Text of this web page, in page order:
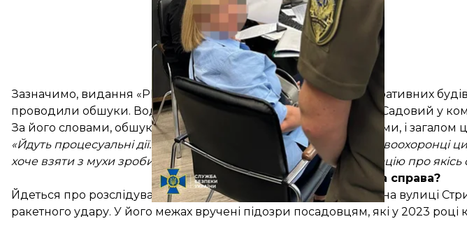
Зазначимо, видання «РБК-Україна»повідомило, що в адміністративних
проводили обшуки. Водночас міський голова Львова Андрій Садовий у
За його словами, обшуків не було ні сьогодні, ні останніми днями, і загалом
«Йдуть процесуальні дії. І вони тривають уже два роки… Хай правоохоронці
хоче взяти з мухи зробити слона, і спеціально “вкидує” інформацію про
Що це за справа?
Йдеться про розслідування щодо закупівлі вікон для будинку на вулиці
ракетного удару. У його межах вручені підозри посадовцям, які у 2023